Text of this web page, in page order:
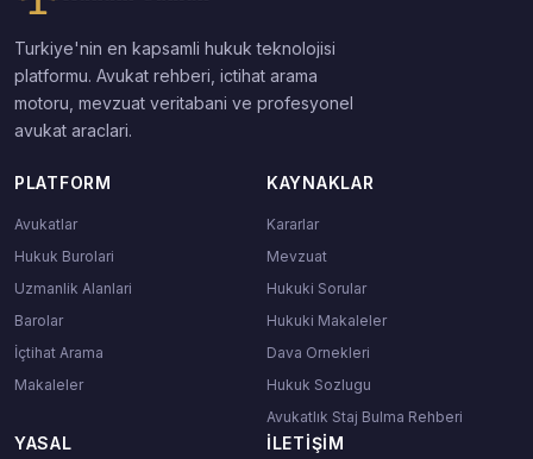
Turkiye'nin en kapsamli hukuk teknolojisi
platformu. Avukat rehberi, ictihat arama
motoru, mevzuat veritabani ve profesyonel
avukat araclari.
PLATFORM
Avukatlar
Hukuk Burolari
Uzmanlik Alanlari
Barolar
İçtihat Arama
Makaleler
KAYNAKLAR
Kararlar
Mevzuat
Hukuki Sorular
Hukuki Makaleler
Dava Ornekleri
Hukuk Sozlugu
Avukatlık Staj Bulma Rehberi
YASAL İLETIŞIM